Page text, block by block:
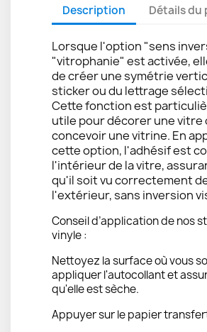
Description Détails
Lorsque l'option "sens
"vitrophanie" est activée,
de créer une symétrie
sticker ou du lettrage
Cette fonction est
utile pour décorer une vitre
concevoir une vitrine. En
cette option, l'adhésif est
l'intérieur de la vitre,
qu'il soit vu correctement
l'extérieur, sans inversion
Conseil d’application de nos
vinyle :
Nettoyez la surface où vous
appliquer l'autocollant et
qu'elle est sèche.
Appuyer sur le papier